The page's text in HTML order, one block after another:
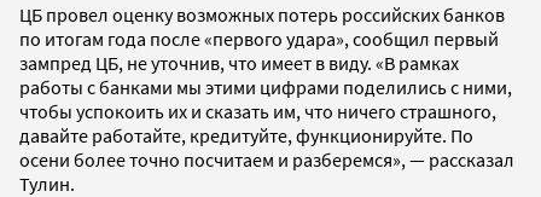
ЦБ провел оценку возможных потерь российских банков
по итогам года после «первого удара», сообщил первый
зампред ЦБ, не уточнив, что имеет в виду. «В рамках
работы с банками мы этими цифрами поделились с ними,
чтобы успокоить их и сказать им, что ничего страшного,
давайте работайте, кредитуйте, функционируйте. По
осени более точно посчитаем и разберемся», — рассказал
Тулин.